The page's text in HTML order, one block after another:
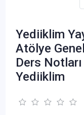
Yediiklim
Atölye
Ders
Yediiklim